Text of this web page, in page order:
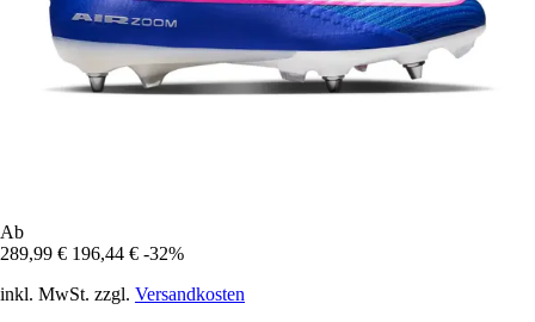
Ab
289,99 € 196,44 € -32%
inkl. MwSt. zzgl. Versandkosten